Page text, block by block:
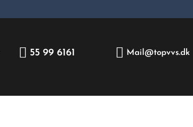
55 99 6161 Mail@topvvs.dk